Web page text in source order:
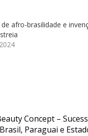
afro-brasilidade e
Concept –
Paraguai e